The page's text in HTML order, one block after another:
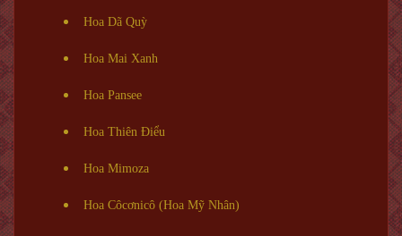
Hoa Dã Quỳ
Hoa Mai Xanh
Hoa Pansee
Hoa Thiên Điểu
Hoa Mimoza
Hoa Côcơnicô (Hoa Mỹ Nhân)